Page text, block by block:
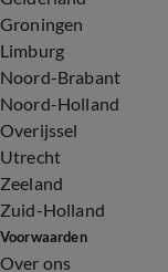
Groningen
Limburg
Noord-Brabant
Noord-Holland
Overijssel
Utrecht
Zeeland
Zuid-Holland
Voorwaarden
Over ons